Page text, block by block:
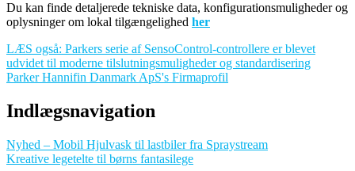
Du kan finde detaljerede tekniske data, konfigurationsmuligheder og
oplysninger om lokal tilgængelighed her
LÆS også: Parkers serie af SensoControl-controllere er blevet
udvidet til moderne tilslutningsmuligheder og standardisering
Parker Hannifin Danmark ApS's Firmaprofil
Indlægsnavigation
Nyhed – Mobil Hjulvask til lastbiler fra Spraystream
Kreative legetelte til børns fantasilege